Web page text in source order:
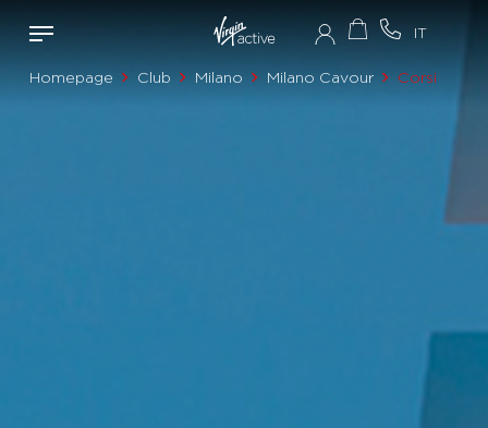
Homepage Club Milano Milano Cavour Corsi